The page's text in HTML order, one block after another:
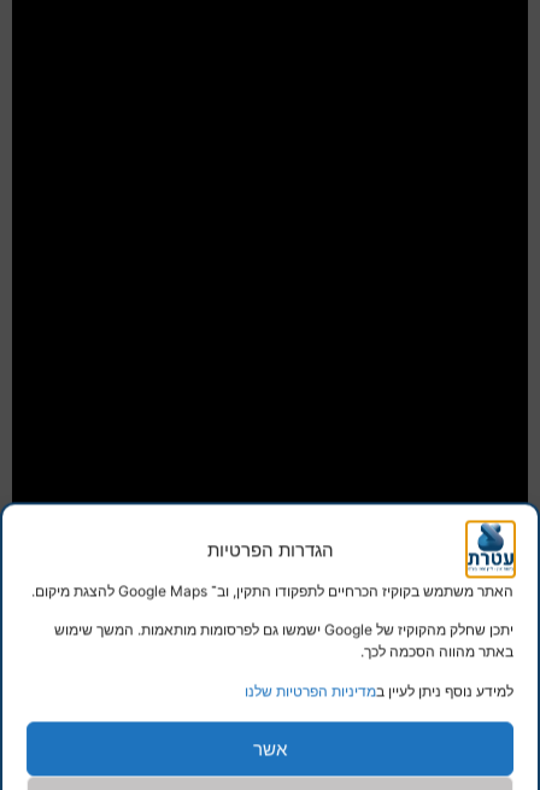
הגדרות הפרטיות
האתר משתמש בקוקיז הכרחיים לתפקודו התקין, וב־ Google Maps להצגת מיקום.
יתכן שחלק מהקוקיז של Google ישמשו גם לפרסומות מותאמות. המשך שימוש
באתר מהווה הסכמה לכך.
למידע נוסף ניתן לעיין במדיניות הפרטיות שלנו
אשר